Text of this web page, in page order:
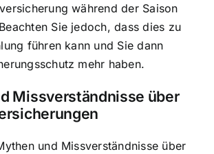
während der Saison
Sie jedoch, dass dies zu
führen kann und Sie dann
mehr haben.
Missverständnisse über
und Missverständnisse über